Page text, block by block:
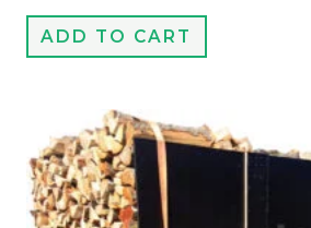
ADD TO CART